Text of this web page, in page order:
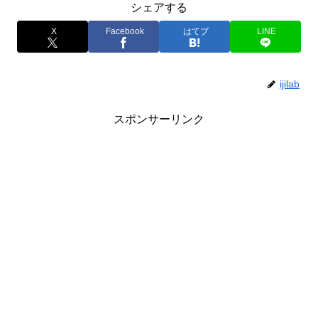
シェアする
X Facebook はてブ LINE
ijilab
スポンサーリンク